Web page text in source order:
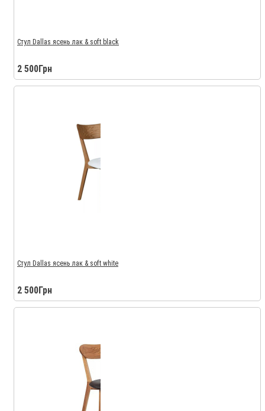
Стул Dallas ясень лак & soft black
2 500Грн
Стул Dallas ясень лак & soft white
2 500Грн